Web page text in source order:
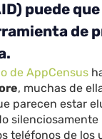
puede que
de
de AppCensus
, muchas de
parecen estar
teléfonos de los